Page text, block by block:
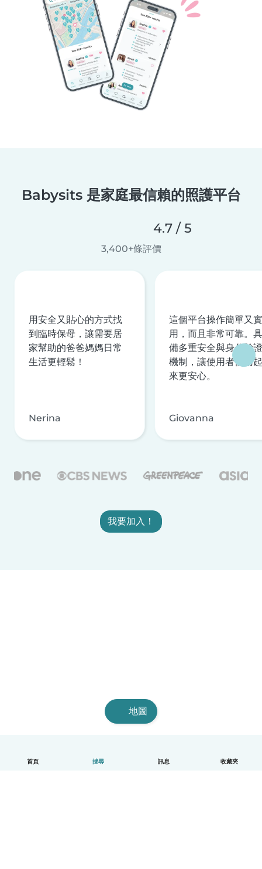
首頁 搜尋 訊息 收藏夾
Babysits 是家庭最信賴的照護平台
4.7 / 5
3,400+條評價
用安全又貼心的方式找
到臨時保母，讓需要居
家幫助的爸爸媽媽日常
生活更輕鬆！
Nerina
這個平台操作簡單又實
用，而且非常可靠。具
備多重安全與身分驗證
機制，讓使用者使用起
來更安心。
Giovanna
我要加入！
地圖